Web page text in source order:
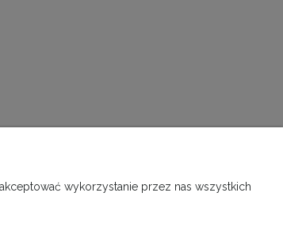
wykorzystanie przez nas wszystkich